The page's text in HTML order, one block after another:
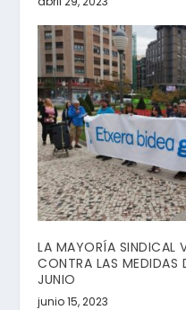
LA MAYORÍA SINDICAL
CONTRA LAS MEDIDAS
JUNIO
junio 15, 2023